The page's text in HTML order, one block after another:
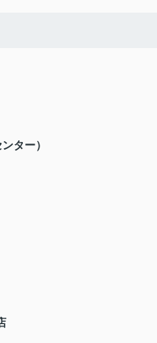
ター）